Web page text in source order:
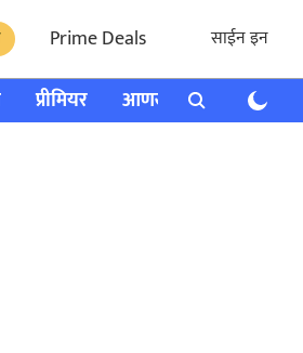
Prime Deals साईन इन
प्रीमियर आणखी राशी भविष्य